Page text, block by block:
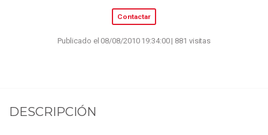
Contactar
Publicado el 08/08/2010 19:34:00 | 881 visitas
DESCRIPCIÓN